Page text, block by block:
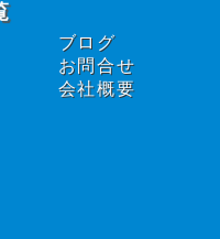
ブログ
お問合せ
会社概要